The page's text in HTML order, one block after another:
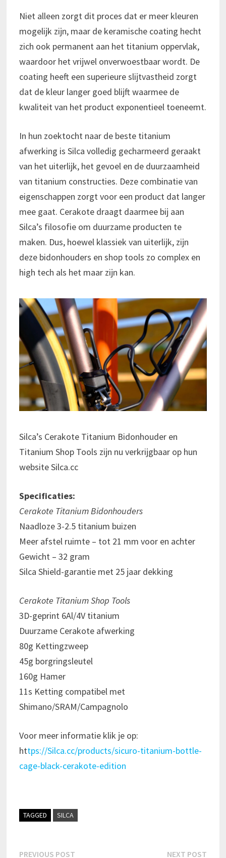
Niet alleen zorgt dit proces dat er meer kleuren
mogelijk zijn, maar de keramische coating hecht
zich ook permanent aan het titanium oppervlak,
waardoor het vrijwel onverwoestbaar wordt. De
coating heeft een superieure slijtvastheid zorgt
dat de kleur langer goed blijft waarmee de
kwaliteit van het product exponentieel toeneemt.
In hun zoektocht naar de beste titanium
afwerking is Silca volledig gecharmeerd geraakt
van het uiterlijk, het gevoel en de duurzaamheid
van titanium constructies. Deze combinatie van
eigenschappen zorgt voor een product dat langer
mee gaat. Cerakote draagt daarmee bij aan
Silca’s filosofie om duurzame producten te
maken. Dus, hoewel klassiek van uiterlijk, zijn
deze bidonhouders en shop tools zo complex en
high tech als het maar zijn kan.
Silca’s Cerakote Titanium Bidonhouder en
Titanium Shop Tools zijn nu verkrijgbaar op hun
website Silca.cc
Specificaties:
Cerakote Titanium Bidonhouders
Naadloze 3-2.5 titanium buizen
Meer afstel ruimte – tot 21 mm voor en achter
Gewicht – 32 gram
Silca Shield-garantie met 25 jaar dekking
Cerakote Titanium Shop Tools
3D-geprint 6Al/4V titanium
Duurzame Cerakote afwerking
80g Kettingzweep
45g borgringsleutel
160g Hamer
11s Ketting compatibel met
Shimano/SRAM/Campagnolo
Voor meer informatie klik je op:
https://Silca.cc/products/sicuro-titanium-bottle-
cage-black-cerakote-edition
TAGGED SILCA
PREVIOUS POSTPrevious
NEXT POST